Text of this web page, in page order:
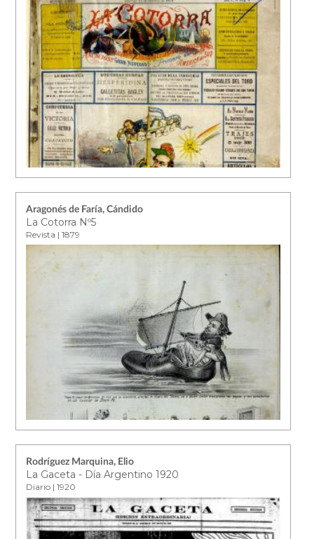
Aragonés de Faría, Cándido
La Cotorra Nº5
Revista | 1879
Rodríguez Marquina, Elio
La Gaceta - Día Argentino 1920
Diario | 1920